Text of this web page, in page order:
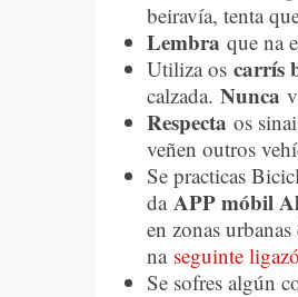
beiravía, tenta
Lembra que na
Utiliza os carrís
calzada. Nunca
Respecta os
veñen outros
Se practicas
da APP móbil
en zonas
na seguinte
Se sofres algún